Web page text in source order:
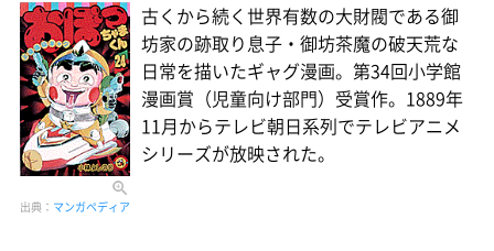
出典： マンガペディア
古くから続く世界有数の大財閥である御
坊家の跡取り息子・御坊茶魔の破天荒な
日常を描いたギャグ漫画。第34回小学館
漫画賞（児童向け部門）受賞作。1889年
11月からテレビ朝日系列でテレビアニメ
シリーズが放映された。